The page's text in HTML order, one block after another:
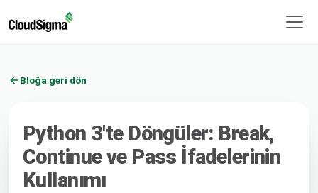
Bloğa geri dön
Python 3'te Döngüler: Break,
Continue ve Pass İfadelerinin
Kullanımı